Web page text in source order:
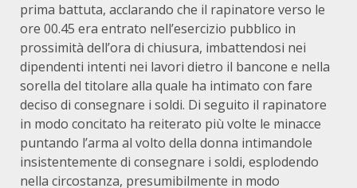
prima battuta, acclarando che il rapinatore verso le
ore 00.45 era entrato nell’esercizio pubblico in
prossimità dell’ora di chiusura, imbattendosi nei
dipendenti intenti nei lavori dietro il bancone e nella
sorella del titolare alla quale ha intimato con fare
deciso di consegnare i soldi. Di seguito il rapinatore
in modo concitato ha reiterato più volte le minacce
puntando l’arma al volto della donna intimandole
insistentemente di consegnare i soldi, esplodendo
nella circostanza, presumibilmente in modo